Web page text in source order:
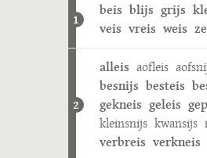
1
beis blijs grijs
veis vreis weis
2
alleis aofleis
besnijs besteis
gekneis geleis
kleinsnijs kwansijs
verbreis verkneis